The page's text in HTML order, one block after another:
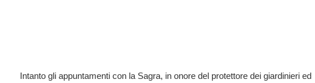
Intanto gli appuntamenti con la Sagra, in onore del protettore dei giardinieri ed